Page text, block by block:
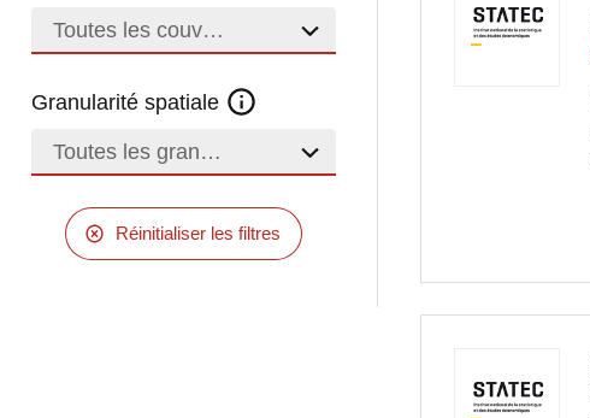
Toutes les couvertures
Granularité spatiale
Toutes les granularités
Réinitialiser les filtres